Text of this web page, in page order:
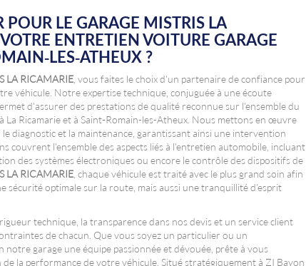
POUR LE GARAGE MISTRIS LA
ENTRETIEN VOITURE GARAGE
LES-ATHEUX?
LA RICAMARIE, vous faites le choix d'un partenaire de confiance pour
véhicule. Notre expertise technique, conjuguée à une écoute
d'assurer des prestations de qualité reconnue sur l'ensemble du
Ricamarie et à Saint-Romain-les-Atheux. Nous mettons en œuvre
diagnostic et la maintenance, garantissant ainsi une intervention
couvrent l'ensemble des aspects liés à l'entretien automobile, incluant
des systèmes électroniques ou encore le contrôle des dispositifs de
LA RICAMARIE, chaque véhicule est traité avec le plus grand soin afin
sécurité optimale sur la route, mais aussi une tranquillité d'esprit
technique, la transparence dans nos devis et un service client
de chacun. Que vous soyez un particulier ou un
garage une équipe passionnée et dévouée, prête à vous
la performance de votre véhicule. Situé stratégiquement à ZI Bayon